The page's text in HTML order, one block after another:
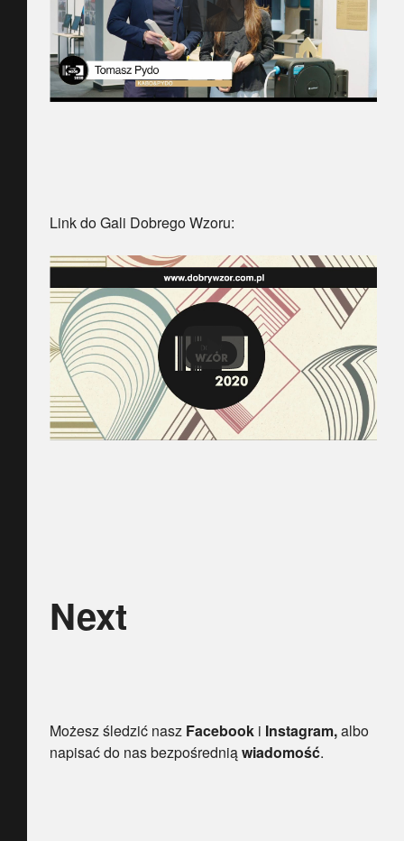
Link do Gali Dobrego Wzoru:
Next
Możesz śledzić nasz Facebook i Instagram,albo
napisać do nas bezpośredniąwiadomość.